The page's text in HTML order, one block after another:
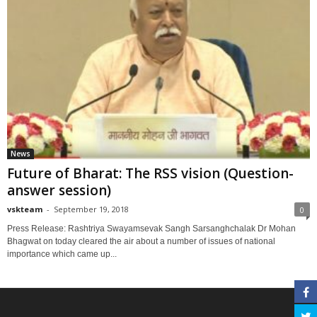
News
Future of Bharat: The RSS vision (Question-
answer session)
vskteam - September 19, 2018 0
Press Release: Rashtriya Swayamsevak Sangh Sarsanghchalak Dr Mohan
Bhagwat on today cleared the air about a number of issues of national
importance which came up...